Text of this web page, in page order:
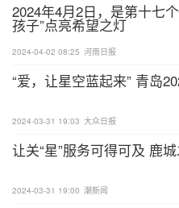
2024年4月2日，是第十七
孩子”点亮希望之灯
2024-04-02 08:25 河南日报
“爱，让星空蓝起来” 青岛
2024-03-31 19:03 大众日报
让关“星”服务可得可及 鹿
2024-03-31 19:00 潮新闻